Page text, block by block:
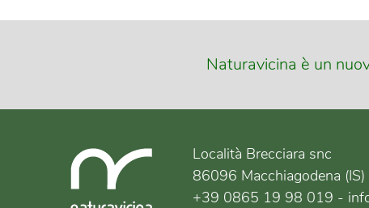
Naturavicina è un
Località Brecciara snc
86096 Macchiagodena
+39 0865 19 98 019 -